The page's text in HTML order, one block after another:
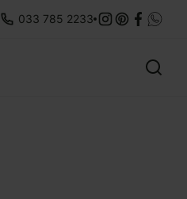
Met aandacht
033 785 2233